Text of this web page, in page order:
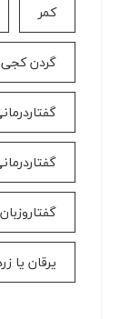
کمر
گردن کجی
گفتاروزبان
یرقان یا